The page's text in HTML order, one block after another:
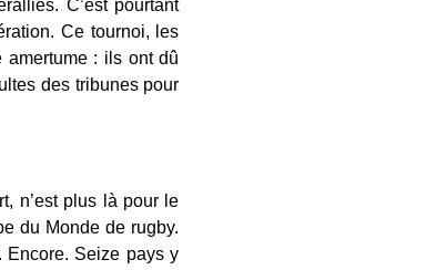
C’est pourtant
Ce tournoi, les
amertume : ils ont dû
des tribunes pour
n’est plus là pour le
du Monde de rugby.
Encore. Seize pays y